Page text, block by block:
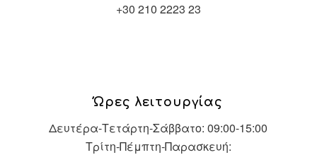
+30 210 2223 23
Ώρες λειτουργίας
Δευτέρα-Τετάρτη-Σάββατο: 09:00-15:00
Τρίτη-Πέμπτη-Παρασκευή: